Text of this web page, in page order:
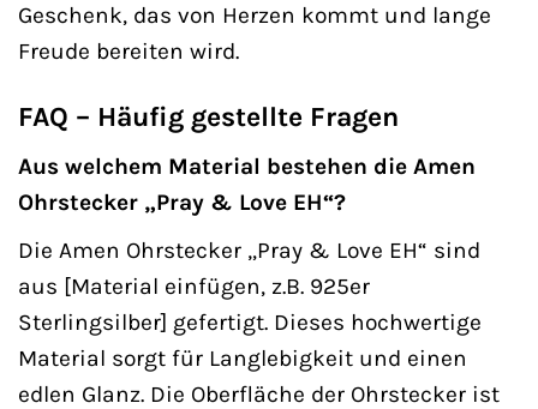
Geschenk, das von Herzen kommt und lange
Freude bereiten wird.
FAQ – Häufig gestellte Fragen
Aus welchem Material bestehen die Amen
Ohrstecker „Pray & Love EH“?
Die Amen Ohrstecker „Pray & Love EH“ sind
aus [Material einfügen, z.B. 925er
Sterlingsilber] gefertigt. Dieses hochwertige
Material sorgt für Langlebigkeit und einen
edlen Glanz. Die Oberfläche der Ohrstecker ist